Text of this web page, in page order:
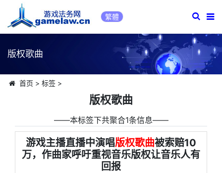
繁體
版权歌曲
首页 > 标签>
版权歌曲
――本标签下共聚合1条信息――
游戏主播直播中演唱版权歌曲被索赔10
万，作曲家呼吁重视音乐版权让音乐人有
回报